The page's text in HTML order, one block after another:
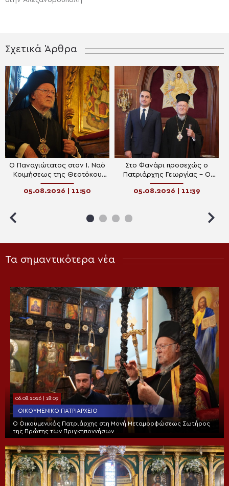
Σχετικά Άρθρα
Ο Παναγιώτατος στον Ι. Ναό
Κοιμήσεως της Θεοτόκου
Κουμαριωτίσσης στο Νιχώρι
του Βοσπόρου
05.08.2026 | 11:50
Στο Φανάρι προσεχώς ο
Πατριάρχης Γεωργίας – Ο
επικεφαλής της
Κυβερνήσεως της
05.08.2026 | 11:39
Τα σημαντικότερα νέα
06.08.2026 | 18:09
ΟΙΚΟΥΜΕΝΙΚΌ ΠΑΤΡΙΑΡΧΕΊΟ
Ο Οικουμενικός Πατριάρχης στη Μονή Μεταμορφώσεως Σωτήρος
της Πρώτης των Πριγκηποννήσων